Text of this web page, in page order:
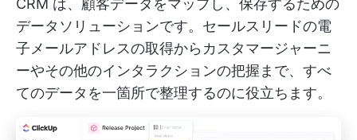
CRM は、顧客データをマップし、保存するための
データソリューションです。セールスリードの電
子メールアドレスの取得からカスタマージャーニ
ーやその他のインタラクションの把握まで、すべ
てのデータを一箇所で整理するのに役立ちます。